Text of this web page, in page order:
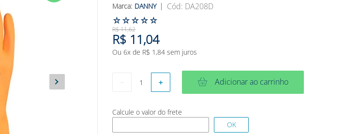
DANNY : DA208D
☆☆☆☆☆
R$11,62
R$ 11,04
Ou 6x de R$ 1 ,84 sem juros
＋ Adicionar ao carrinho